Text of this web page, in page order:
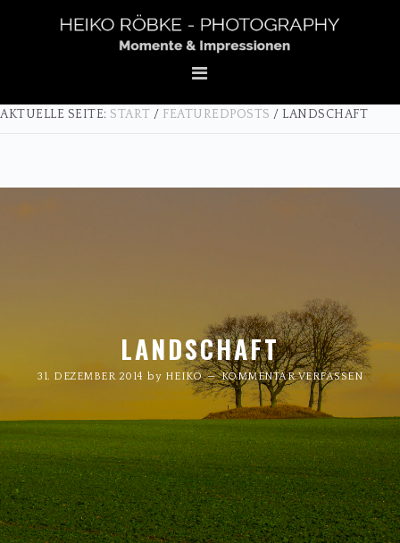
Hauptnavigation
AKTUELLE SEITE: START / FEATUREDPOSTS / LANDSCHAFT
LANDSCHAFT
31. DEZEMBER 2014 by HEIKO KOMMENTAR VERFASSEN